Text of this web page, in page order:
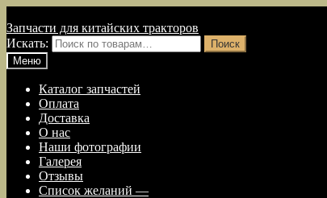
Запчасти для китайских тракторов
Искать:
Поиск
Меню
Каталог запчастей
Оплата
Доставка
О нас
Наши фотографии
Галерея
Отзывы
Список желаний —